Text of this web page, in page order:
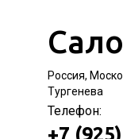
Россия,
Тургенева
Телефон:
+7